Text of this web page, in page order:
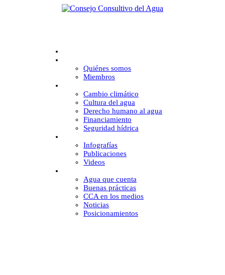
Quiénes somos
Miembros
Cambio climático
Cultura del agua
Derecho humano al agua
Financiamiento
Seguridad hídrica
Infografías
Publicaciones
Videos
Agua que cuenta
Buenas prácticas
CCA en los medios
Noticias
Posicionamientos